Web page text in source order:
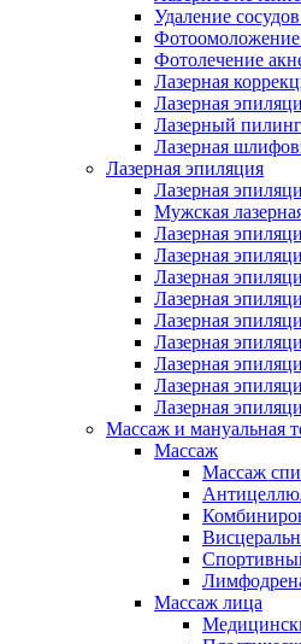
Удаление
Фотоомоложение
Фотолечение
Лазерная
Лазерная
Лазерный
Лазерная
Лазерная эпиляция
Лазерная
Мужская
Лазерная
Лазерная
Лазерная
Лазерная
Лазерная
Лазерная
Лазерная
Лазерная
Лазерная
Массаж и мануальная
Массаж
Массаж
Массаж лица